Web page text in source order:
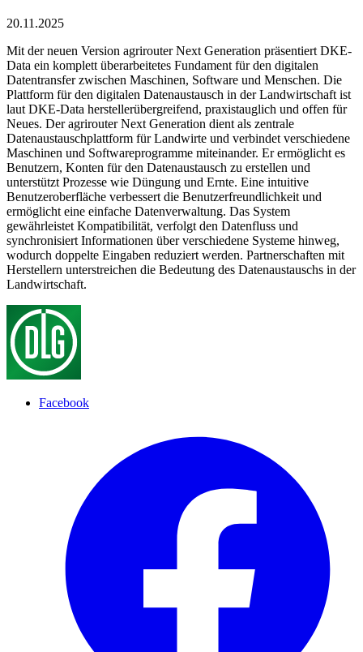
20.11.2025
Mit der neuen Version agrirouter Next Generation präsentiert DKE-
Data ein komplett überarbeitetes Fundament für den digitalen
Datentransfer zwischen Maschinen, Software und Menschen. Die
Plattform für den digitalen Datenaustausch in der Landwirtschaft ist
laut DKE-Data herstellerübergreifend, praxistauglich und offen für
Neues. Der agrirouter Next Generation dient als zentrale
Datenaustauschplattform für Landwirte und verbindet verschiedene
Maschinen und Softwareprogramme miteinander. Er ermöglicht es
Benutzern, Konten für den Datenaustausch zu erstellen und
unterstützt Prozesse wie Düngung und Ernte. Eine intuitive
Benutzeroberfläche verbessert die Benutzerfreundlichkeit und
ermöglicht eine einfache Datenverwaltung. Das System
gewährleistet Kompatibilität, verfolgt den Datenfluss und
synchronisiert Informationen über verschiedene Systeme hinweg,
wodurch doppelte Eingaben reduziert werden. Partnerschaften mit
Herstellern unterstreichen die Bedeutung des Datenaustauschs in der
Landwirtschaft.
Facebook